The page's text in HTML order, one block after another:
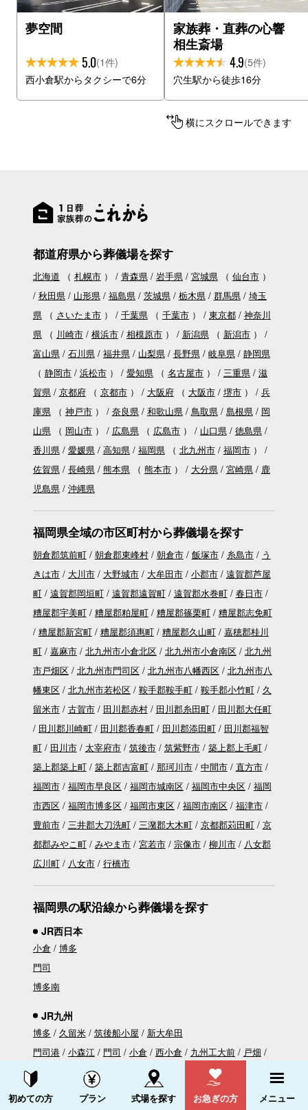
夢空間
5.0(1件)
西小倉駅からタクシーで6分
家族葬・直葬の心響
相生斎場
4.9(5件)
穴生駅から徒歩16分
横にスクロールできます
都道府県から葬儀場を探す
北海道 （ 札幌市） 青森県 岩手県 宮城県（ 仙台市）
秋田県
山形県 福島県 茨城県 栃木県 群馬県
埼玉
県（ さいたま市） 千葉県（ 千葉市） 東京都
神奈川
県（ 川崎市 横浜市 相模原市） 新潟県（ 新潟市）
富山県
石川県 福井県 山梨県 長野県 岐阜県
静岡県
（ 静岡市 浜松市） 愛知県（ 名古屋市） 三重県
滋
賀県
京都府（ 京都市） 大阪府（ 大阪市 堺市）
兵
庫県（ 神戸市） 奈良県 和歌山県 鳥取県 島根県
岡
山県（ 岡山市） 広島県（ 広島市） 山口県
徳島県
香川県
愛媛県 高知県 福岡県（ 北九州市 福岡市）
佐賀県
長崎県 熊本県（ 熊本市） 大分県 宮崎県
鹿
児島県
沖縄県
福岡県全域の市区町村から葬儀場を探す
朝倉郡筑前町 朝倉郡東峰村 朝倉市 飯塚市 糸島市
う
きは市
大川市 大野城市 大牟田市 小郡市
遠賀郡芦屋
町
遠賀郡岡垣町 遠賀郡遠賀町 遠賀郡水巻町
春日市
糟屋郡宇美町
糟屋郡粕屋町 糟屋郡篠栗町
糟屋郡志免町
糟屋郡新宮町
糟屋郡須惠町 糟屋郡久山町
嘉穂郡桂川
町
嘉麻市 北九州市小倉北区 北九州市小倉南区
北九州
市戸畑区
北九州市門司区 北九州市八幡西区
北九州市八
幡東区
北九州市若松区 鞍手郡鞍手町 鞍手郡小竹町
久
留米市
古賀市 田川郡赤村 田川郡糸田町
田川郡大任町
田川郡川崎町
田川郡香春町 田川郡添田町
田川郡福智
町
田川市 太宰府市 筑後市 筑紫野市
築上郡上毛町
築上郡築上町
築上郡吉富町 那珂川市 中間市
直方市
福岡市
福岡市早良区 福岡市城南区 福岡市中央区
福岡
市西区
福岡市博多区 福岡市東区 福岡市南区
福津市
豊前市
三井郡大刀洗町 三潴郡大木町 京都郡苅田町
京
都郡みやこ町
みやま市 宮若市 宗像市 柳川市
八女郡
広川町
八女市 行橋市
福岡県の駅沿線から葬儀場を探す
JR西日本
小倉
博多
門司
博多南
JR九州
博多 久留米 筑後船小屋
新大牟田
門司港
小森江 門司 小倉 西小倉 九州工大前
戸畑
枝光
スペースワールド 八幡 折尾
遠賀川
海老津 教育大前 赤間 東福間
資料請求する 電話をかける
初めての方 プラン 式場を探す お急ぎの方 メニュー